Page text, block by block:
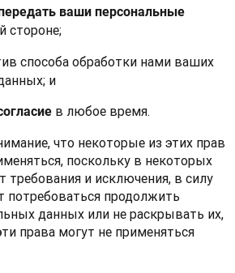
ваши персональные
стороне;
способа обработки нами ваших
и
в любое время.
что некоторые из этих прав
поскольку в некоторых
требования и исключения, в силу
продолжить
данных или не раскрывать их,
права могут не применяться